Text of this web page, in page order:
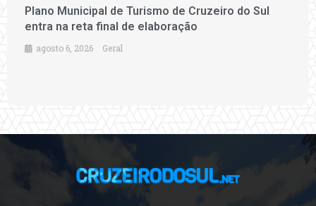
Plano Municipal de Turismo de Cruzeiro do Sul
entra na reta final de elaboração
agosto 6, 2026 Geral